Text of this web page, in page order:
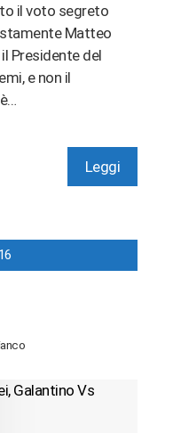
il voto segreto
Matteo
Presidente del
e non il
Leggi